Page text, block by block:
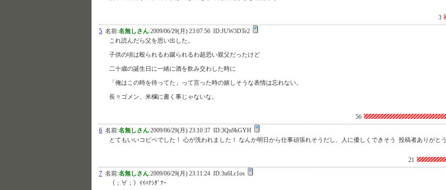
3
5 名前:名無しさん:2009/06/29(月) 23:07:56 ID:JUW3DTe2
これ読んだら父を思い出した。
子供の頃は殴られるわ蹴られるわ超恐い親父だったけど
二十歳の誕生日に一緒に酒を飲み交わした時に
「俺はこの時を待ってた」って言った時の嬉しそうな表情は忘れない。
長々ゴメン、米欄に書く事じゃないな。
56
6 名前:名無しさん:2009/06/29(月) 23:10:37 ID:3Qu9kGYH
とてもいいコピペでした！ 心が洗われました！ なんか明日から仕事頑張れそうだし、人に優しくできそう 投稿者ありがとう
21
7 名前:名無しさん:2009/06/29(月) 23:11:24 ID:3u6Lc1os
（；∀；）ｲｲﾊﾅｼﾀﾞﾅｰ